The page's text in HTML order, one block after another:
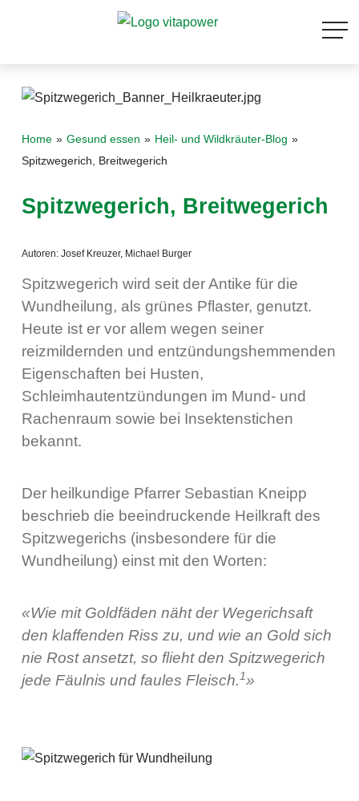
Home Gesund essen
Heil- und Wildkräuter-Blog
Spitzwegerich, Breitwegerich
Spitzwegerich, Breitwegerich
Autoren: Josef Kreuzer, Michael Burger
Spitzwegerich wird seit der Antike für die
Wundheilung, als grünes Pflaster, genutzt.
Heute ist er vor allem wegen seiner
reizmildernden und entzündungshemmenden
Eigenschaften bei Husten,
Schleimhautentzündungen im Mund- und
Rachenraum sowie bei Insektenstichen
bekannt.
Der heilkundige Pfarrer Sebastian Kneipp
beschrieb die beeindruckende Heilkraft des
Spitzwegerichs (insbesondere für die
Wundheilung) einst mit den Worten:
«Wie mit Goldfäden näht der Wegerichsaft
den klaffenden Riss zu, und wie an Gold sich
nie Rost ansetzt, so flieht den Spitzwegerich
jede Fäulnis und faules Fleisch. 1»